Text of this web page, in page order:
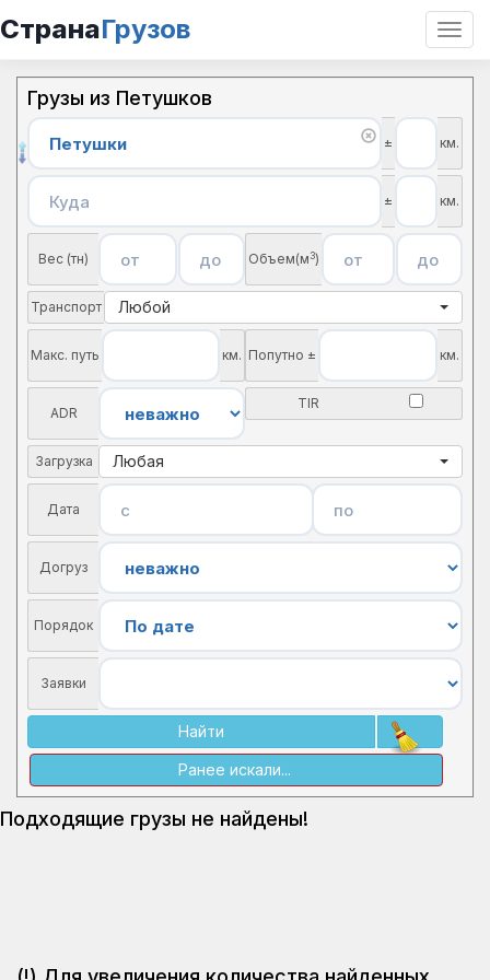
СтранаГрузов
Грузы из Петушков
± км.
± км.
Вес (тн) Объем(м3)
Транспорт Любой
Макс. путь км. Попутно ± км.
ADR
TIR
Загрузка Любая
Дата
Догруз
Порядок
Заявки
Найти
Ранее искали...
Подходящие грузы не найдены!